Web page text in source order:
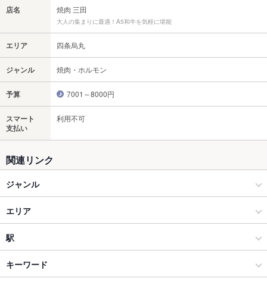
店名 焼肉 三田
大人の集まりに最適！A5和牛を気軽に堪能
エリア 四条烏丸
ジャンル 焼肉・ホルモン
予算 7001～8000円
スマート
支払い
利用不可
関連リンク
ジャンル
焼肉・ホルモン
焼肉
烏丸御池・四条烏丸 × 焼肉・ホルモン
エリア
四条烏丸
四条烏丸 × 焼肉・ホルモン
駅
烏丸駅
キーワード